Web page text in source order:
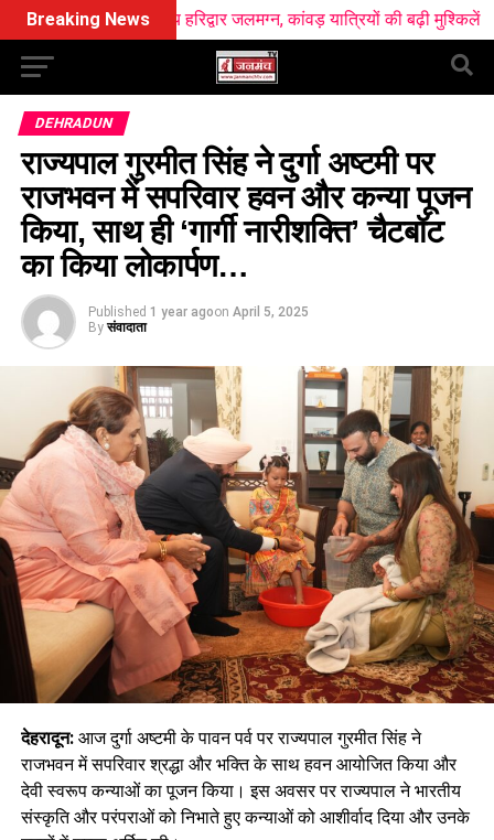
Breaking News
कारण मध्य हरिद्वार जलमग्न, कांवड़ यात्रियों की बढ़ी मुश्किलें
DEHRADUN
राज्यपाल गुरमीत सिंह ने दुर्गा अष्टमी पर
राजभवन में सपरिवार हवन और कन्या पूजन
किया, साथ ही ‘गार्गी नारीशक्ति’ चैटबॉट
का किया लोकार्पण…
Published 1 year agoon April 5, 2025
By संवादाता
देहरादून:आज दुर्गा अष्टमी के पावन पर्व पर राज्यपाल गुरमीत सिंह ने
राजभवन में सपरिवार श्रद्धा और भक्ति के साथ हवन आयोजित किया और
देवी स्वरूप कन्याओं का पूजन किया। इस अवसर पर राज्यपाल ने भारतीय
संस्कृति और परंपराओं को निभाते हुए कन्याओं को आशीर्वाद दिया और उनके